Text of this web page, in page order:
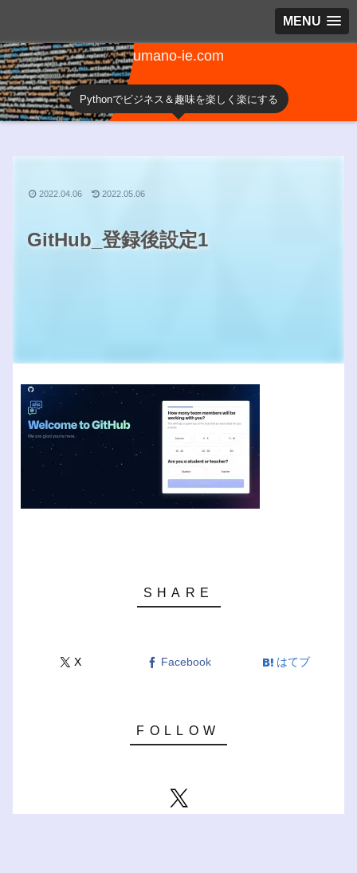
MENU
umano-ie.com
Pythonでビジネス＆趣味を楽しく楽にする
GitHub_登録後設定1
2022.04.06 2022.05.06
X Facebook はてブ